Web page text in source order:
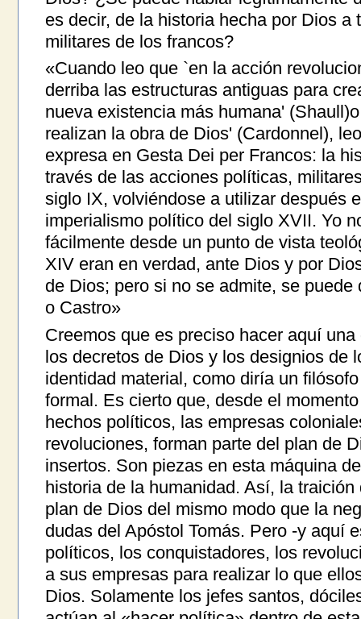
es decir, de la historia hecha por Dios a
militares de los francos?
«Cuando leo que `en la acción
derriba las estructuras antiguas para
nueva existencia más humana'
realizan la obra de Dios' (Cardonnel),
expresa en Gesta Dei per Francos: la
través de las acciones políticas,
siglo IX, volviéndose a utilizar después
imperialismo político del siglo XVII. Yo
fácilmente desde un punto de vista
XIV eran en verdad, ante Dios y por
de Dios; pero si no se admite, se
o Castro»
Creemos que es preciso hacer aquí
los decretos de Dios y los designios de
identidad material, como diría un
formal. Es cierto que, desde el
hechos políticos, las empresas
revoluciones, forman parte del plan de
insertos. Son piezas en esta máquina
historia de la humanidad. Así, la
plan de Dios del mismo modo que la
dudas del Apóstol Tomás. Pero -y aquí
políticos, los conquistadores, los
a sus empresas para realizar lo que
Dios. Solamente los jefes santos,